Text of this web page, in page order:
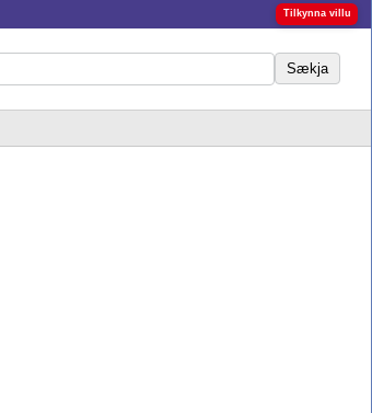
Tilkynna villu
Sækja